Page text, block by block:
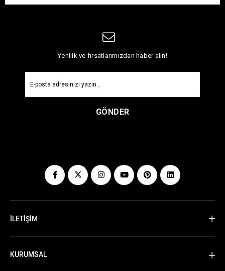
Yenilik ve fırsatlarımızdan haber alın!
GÖNDER
İLETİŞİM
KURUMSAL